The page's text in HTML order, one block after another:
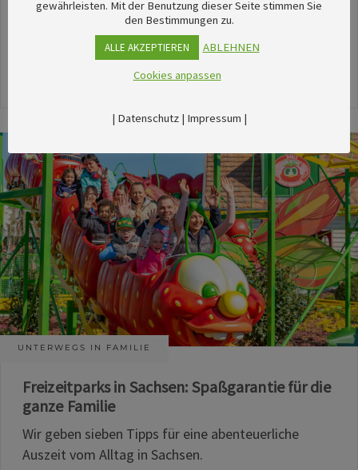
stimmungsvolle Veranstaltungen im August
herausgesucht.
UNTERWEGS IN FAMILIE
Freizeitparks in Sachsen: Spaßgarantie für die
ganze Familie
Wir geben sieben Tipps für eine abenteuerliche
Auszeit vom Alltag in Sachsen.
gewährleisten. Mit der Benutzung dieser Seite stimmen Sie
den Bestimmungen zu.
ALLE AKZEPTIEREN
ABLEHNEN
Cookies anpassen
| Datenschutz| Impressum |